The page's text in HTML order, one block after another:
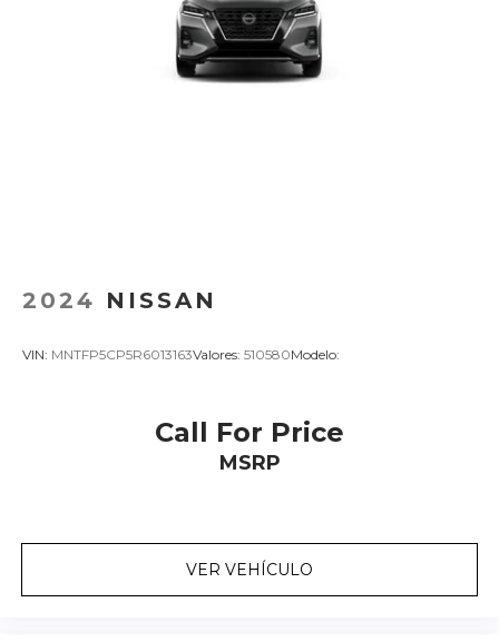
2024 NISSAN
VIN: MNTFP5CP5R6013163Valores: 510580Modelo:
Call For Price
MSRP
VER VEHÍCULO